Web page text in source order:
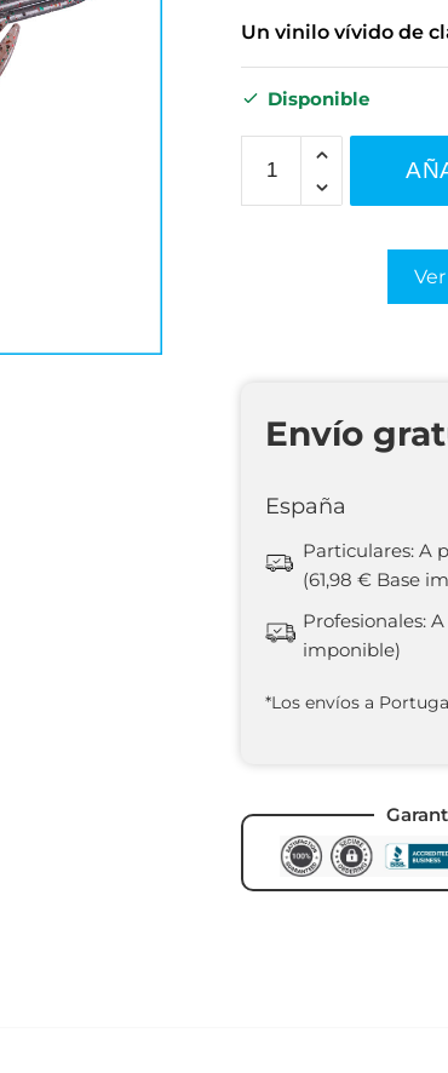
Un vinilo vívido de
Disponible
Envío
España
Particulares: A
(61,98 € Base
Profesionales:
imponible)
*Los envíos a